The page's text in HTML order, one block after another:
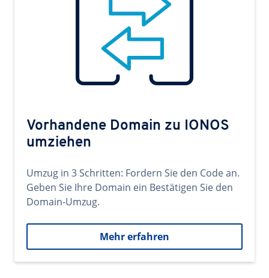
Vorhandene Domain zu IONOS
umziehen
Umzug in 3 Schritten: Fordern Sie den Code an.
Geben Sie Ihre Domain ein Bestätigen Sie den
Domain-Umzug.
Mehr erfahren